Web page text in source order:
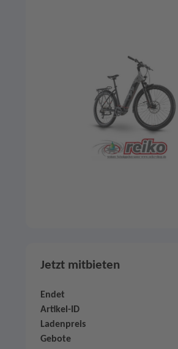
Jetzt mitbieten
Endet
Artikel-ID
Ladenpreis
Gebote